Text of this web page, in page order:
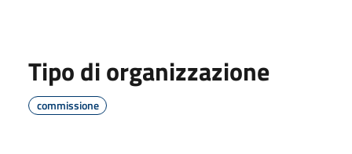
Tipo di organizzazione
commissione